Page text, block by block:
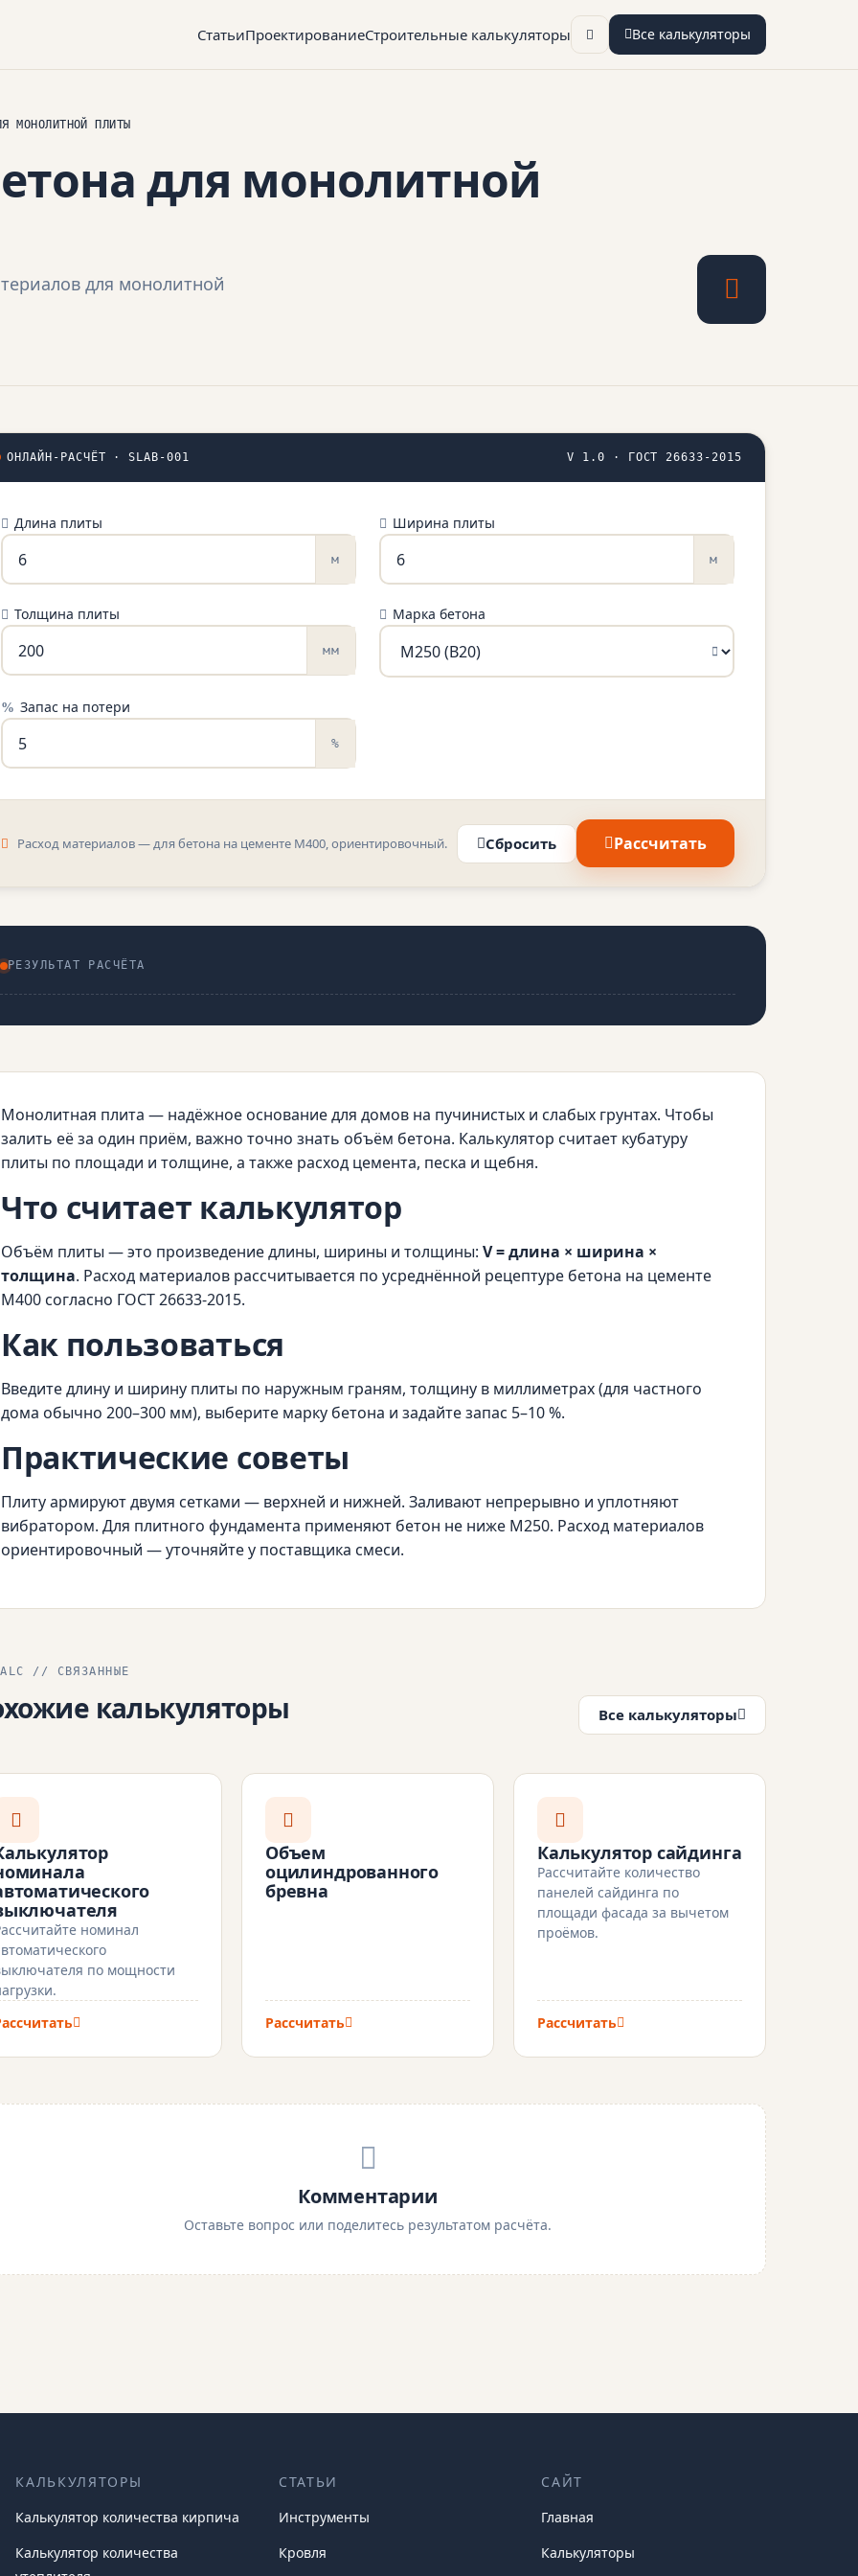
СтатьиПроектированиеСтроительные калькуляторы Все калькуляторы
МОНОЛИТНОЙ ПЛИТЫ
для монолитной
для монолитной
ОНЛАЙН-РАСЧЁТ · SLAB-001 V 1.0 · ГОСТ 26633-2015
Длина плиты
м
Ширина плиты
м
Толщина плиты
мм
Марка бетона
Запас на потери
%
Расход материалов — для бетона на цементе М400, ориентировочный. Сбросить Рассчитать
РЕЗУЛЬТАТ РАСЧЁТА
Монолитная плита — надёжное основание для домов на пучинистых и слабых грунтах. Чтобы
залить её за один приём, важно точно знать объём бетона. Калькулятор считает кубатуру
плиты по площади и толщине, а также расход цемента, песка и щебня.
Что считает калькулятор
Объём плиты — это произведение длины, ширины и толщины: V = длина × ширина ×
толщина. Расход материалов рассчитывается по усреднённой рецептуре бетона на цементе
М400 согласно ГОСТ 26633-2015.
Как пользоваться
Введите длину и ширину плиты по наружным граням, толщину в миллиметрах (для частного
дома обычно 200–300 мм), выберите марку бетона и задайте запас 5–10 %.
Практические советы
Плиту армируют двумя сетками — верхней и нижней. Заливают непрерывно и уплотняют
вибратором. Для плитного фундамента применяют бетон не ниже М250. Расход материалов
ориентировочный — уточняйте у поставщика смеси.
// СВЯЗАННЫЕ
калькуляторы Все калькуляторы
номинал
по мощности
Объем
оцилиндрованного
бревна
Рассчитать
Калькулятор сайдинга
Рассчитайте количество
панелей сайдинга по
площади фасада за вычетом
проёмов.
Рассчитать
Комментарии
Оставьте вопрос или поделитесь результатом расчёта.
КАЛЬКУЛЯТОРЫ
Калькулятор количества кирпича
Калькулятор количества
СТАТЬИ
Инструменты
Кровля
САЙТ
Главная
Калькуляторы